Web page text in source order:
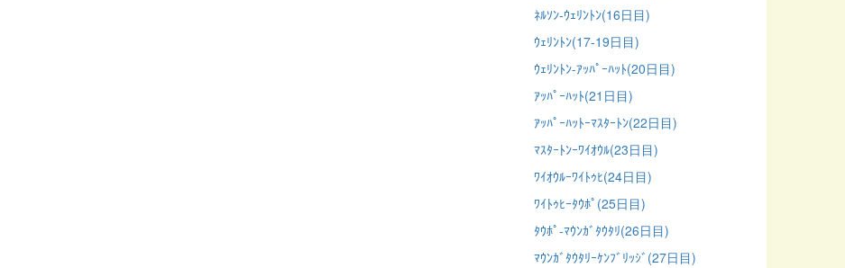
ﾈﾙｿﾝ-ｳｪﾘﾝﾄﾝ(16日目)
ｳｪﾘﾝﾄﾝ(17-19日目)
ｳｪﾘﾝﾄﾝ-ｱｯﾊﾟｰﾊｯﾄ(20日目)
ｱｯﾊﾟｰﾊｯﾄ(21日目)
ｱｯﾊﾟｰﾊｯﾄｰﾏｽﾀｰﾄﾝ(22日目)
ﾏｽﾀｰﾄﾝｰﾜｲｵｳﾙ(23日目)
ﾜｲｵｳﾙｰﾜｲﾄｩﾋ(24日目)
ﾜｲﾄｩﾋｰﾀｳﾎﾟ(25日目)
ﾀｳﾎﾟ-ﾏｳﾝｶﾞﾀｳﾀﾘ(26日目)
ﾏｳﾝｶﾞﾀｳﾀﾘｰｹﾝﾌﾞﾘｯｼﾞ(27日目)